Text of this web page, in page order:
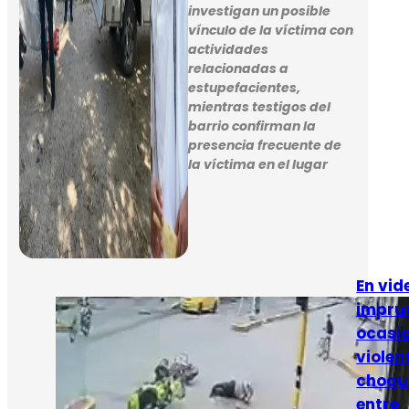
investigan un posible
vínculo de la víctima con
actividades
relacionadas a
estupefacientes,
mientras testigos del
barrio confirman la
presencia frecuente de
la víctima en el lugar
En
entre